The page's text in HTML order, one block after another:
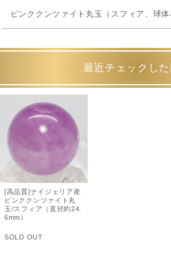
ピンククンツァイト丸玉（スフィア、球
最近チェックし
[高品質]ナイジェリア産
ピンククンツァイト丸
玉/スフィア（直径約24.
6mm）
SOLD OUT